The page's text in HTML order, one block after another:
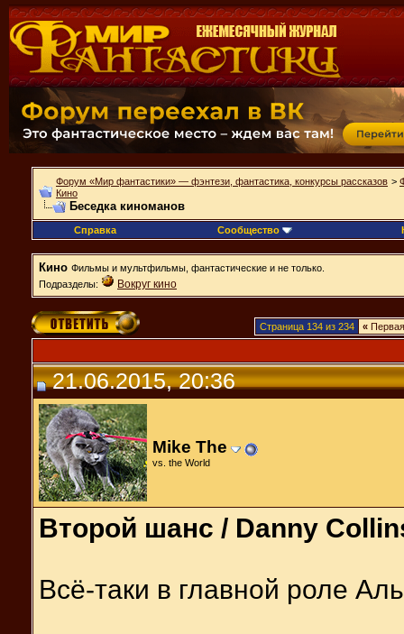
Форум «Мир фантастики» — фэнтези, фантастика, конкурсы рассказов >
Кино
Беседка киноманов
Справка Сообщество
Кино Фильмы и мультфильмы, фантастические и не только.
Подразделы:
Вокруг кино
Страница 134 из 234 « Первая
21.06.2015, 20:36
Mike The
vs. the World
Второй шанс / Danny
Всё-таки в главной роле